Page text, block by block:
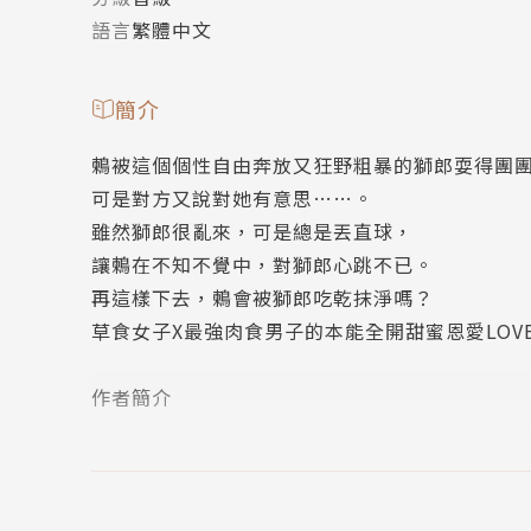
語言繁體中文
簡介
鶫被這個個性自由奔放又狂野粗暴的獅郎耍得團
可是對方又說對她有意思……。
雖然獅郎很亂來，可是總是丟直球，
讓鶫在不知不覺中，對獅郎心跳不已。
再這樣下去，鶫會被獅郎吃乾抹淨嗎？
草食女子X最強肉食男子的本能全開甜蜜恩愛
作者簡介